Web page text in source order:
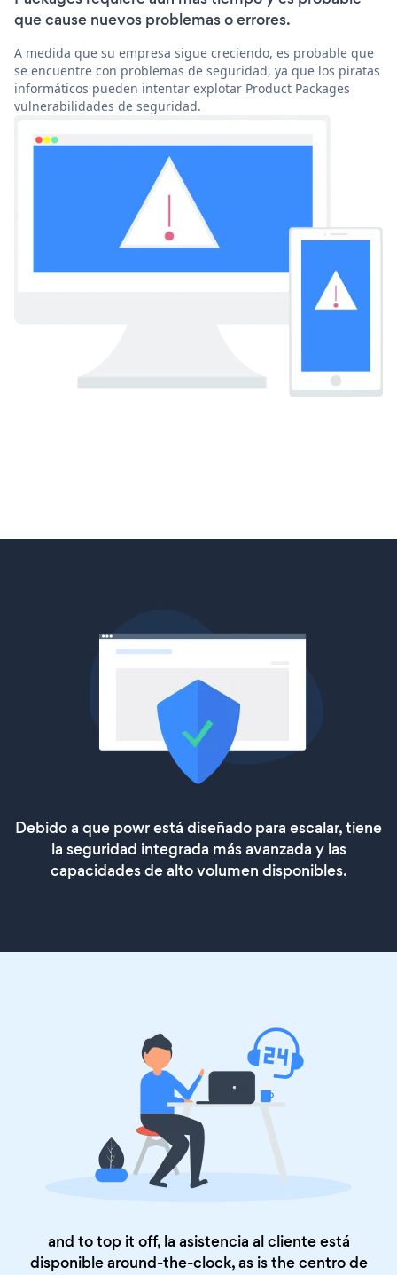
que cause nuevos problemas o errores.
A medida que su empresa sigue creciendo, es probable que
se encuentre con problemas de seguridad, ya que los piratas
informáticos pueden intentar explotar Product Packages
vulnerabilidades de seguridad.
Debido a que powr está diseñado para escalar, tiene
la seguridad integrada más avanzada y las
capacidades de alto volumen disponibles.
and to top it off, la asistencia al cliente está
disponible around-the-clock, as is thecentro de